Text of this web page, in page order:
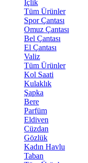
İçlik
Tüm Ürünler
Spor Çantası
Omuz Çantası
Bel Çantası
El Çantası
Valiz
Tüm Ürünler
Kol Saati
Kulaklık
Şapka
Bere
Parfüm
Eldiven
Cüzdan
Gözlük
Kadın Havlu
Taban